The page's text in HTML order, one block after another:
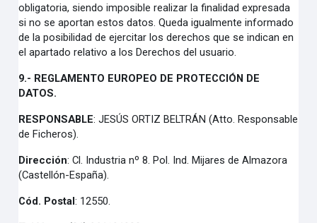
obligatoria, siendo imposible realizar la finalidad expresada
si no se aportan estos datos. Queda igualmente informado
de la posibilidad de ejercitar los derechos que se indican en
el apartado relativo a los Derechos del usuario.
9.- REGLAMENTO EUROPEO DE PROTECCIÓN DE
DATOS.
RESPONSABLE:JESÚS ORTIZ BELTRÁN (Atto. Responsable
de Ficheros).
Dirección:Cl. Industria nº 8. Pol. Ind. Mijares de Almazora
(Castellón-España).
Cód. Postal: 12550.